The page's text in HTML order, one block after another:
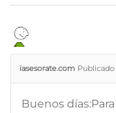
iasesorate.com
Buenos